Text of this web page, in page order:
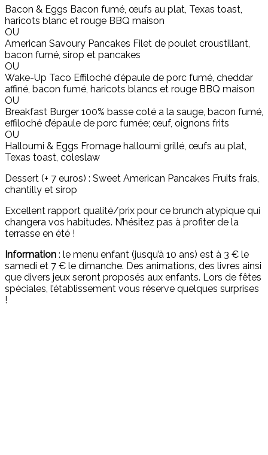
Bacon & Eggs Bacon fumé, œufs au plat, Texas toast,
haricots blanc et rouge BBQ maison
OU
American Savoury Pancakes Filet de poulet croustillant,
bacon fumé, sirop et pancakes
OU
Wake-Up Taco Effiloché d’épaule de porc fumé, cheddar
affiné, bacon fumé, haricots blancs et rouge BBQ maison
OU
Breakfast Burger 100% basse coté a la sauge, bacon fumé,
effiloché d’épaule de porc fumée; œuf, oignons frits
OU
Halloumi & Eggs Fromage halloumi grillé, œufs au plat,
Texas toast, coleslaw
Dessert (+ 7 euros) : Sweet American Pancakes Fruits frais,
chantilly et sirop
Excellent rapport qualité/prix pour ce brunch atypique qui
changera vos habitudes. N’hésitez pas à profiter de la
terrasse en été !
Information : le menu enfant (jusqu’à 10 ans) est à 3 € le
samedi et 7 € le dimanche. Des animations, des livres ainsi
que divers jeux seront proposés aux enfants. Lors de fêtes
spéciales, l’établissement vous réserve quelques surprises
!